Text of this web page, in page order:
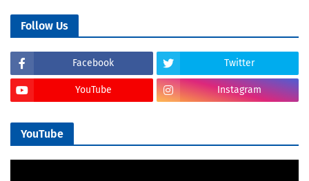
Follow Us
Facebook Twitter
YouTube Instagram
YouTube